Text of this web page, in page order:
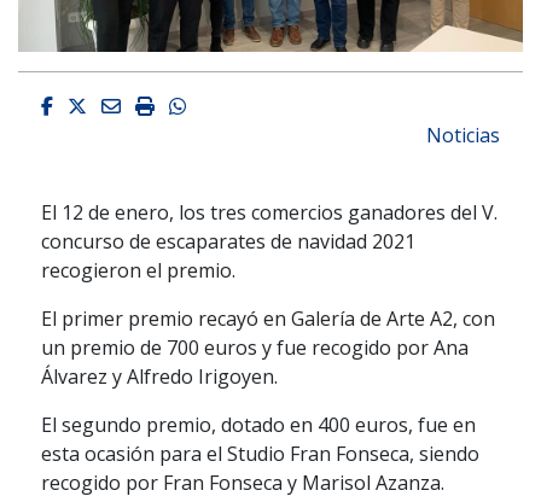
Facebook
Twitter
EmailImprimirWhatsapp
Noticias
El 12 de enero, los tres comercios ganadores del V.
concurso de escaparates de navidad 2021
recogieron el premio.
El primer premio recayó en Galería de Arte A2, con
un premio de 700 euros y fue recogido por Ana
Álvarez y Alfredo Irigoyen.
El segundo premio, dotado en 400 euros, fue en
esta ocasión para el Studio Fran Fonseca, siendo
recogido por Fran Fonseca y Marisol Azanza.